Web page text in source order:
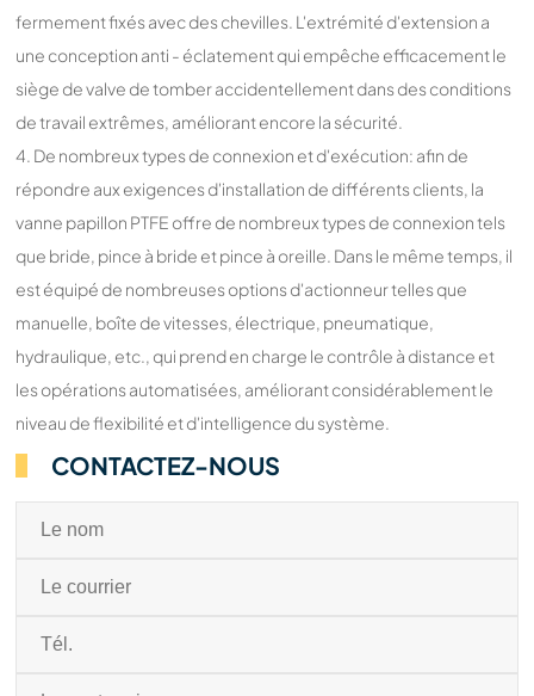
fermement fixés avec des chevilles. L'extrémité d'extension a
une conception anti - éclatement qui empêche efficacement le
siège de valve de tomber accidentellement dans des conditions
de travail extrêmes, améliorant encore la sécurité.
4. De nombreux types de connexion et d'exécution: afin de
répondre aux exigences d'installation de différents clients, la
vanne papillon PTFE offre de nombreux types de connexion tels
que bride, pince à bride et pince à oreille. Dans le même temps, il
est équipé de nombreuses options d'actionneur telles que
manuelle, boîte de vitesses, électrique, pneumatique,
hydraulique, etc., qui prend en charge le contrôle à distance et
les opérations automatisées, améliorant considérablement le
niveau de flexibilité et d'intelligence du système.
CONTACTEZ-NOUS